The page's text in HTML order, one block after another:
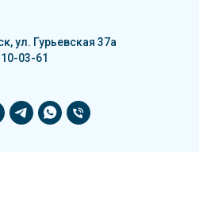
ул. Гурьевская 37а
03-61